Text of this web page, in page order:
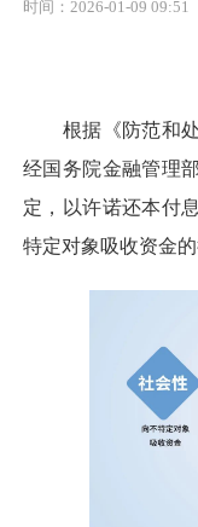
时间：2026-01-09 09:51
根据《防范和处
经国务院金融管理
定，以许诺还本付
特定对象吸收资金的